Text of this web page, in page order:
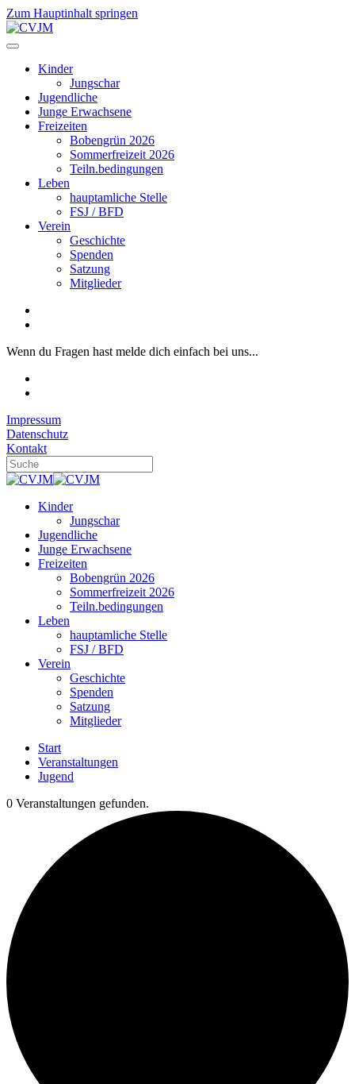
Zum Hauptinhalt springen
Kinder
Jungschar
Jugendliche
Junge Erwachsene
Freizeiten
Bobengrün 2026
Sommerfreizeit 2026
Teiln.bedingungen
Leben
hauptamliche Stelle
FSJ / BFD
Verein
Geschichte
Spenden
Satzung
Mitglieder
Wenn du Fragen hast melde dich einfach bei uns...
Impressum
Datenschutz
Kontakt
Kinder
Jungschar
Jugendliche
Junge Erwachsene
Freizeiten
Bobengrün 2026
Sommerfreizeit 2026
Teiln.bedingungen
Leben
hauptamliche Stelle
FSJ / BFD
Verein
Geschichte
Spenden
Satzung
Mitglieder
Start
Veranstaltungen
Jugend
0 Veranstaltungen gefunden.